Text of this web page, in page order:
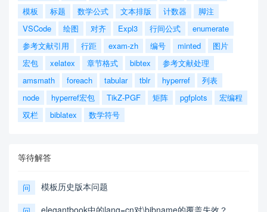
模板
标题 数学公式 文本排版 计数器
脚注
VSCode
绘图 对齐 Expl3 行间公式
enumerate
参考文献引用
行距 exam-zh 编号 minted
图片
宏包
xelatex 章节格式 bibtex
参考文献处理
amsmath
foreach tabular tblr hyperref
列表
node
hyperref宏包 TikZ-PGF 矩阵 pgfplots
宏编程
双栏
biblatex 数学符号
等待解答
问 模板历史版本问题
elegantbook中的lang=cn对\bibname的覆盖失效？